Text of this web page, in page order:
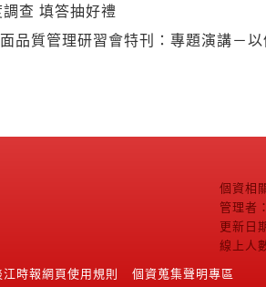
查 填答抽好禮
品質管理研習會特刊：專題演講－
個資相
管理者：
更新日
線上人
江時報網頁使用規則 個資蒐集聲明專區